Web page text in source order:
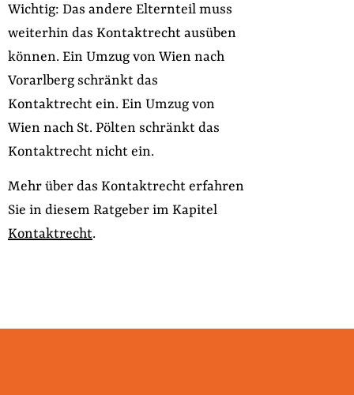
Wichtig: Das andere Elternteil muss
weiterhin das Kontaktrecht ausüben
können. Ein Umzug von Wien nach
Vorarlberg schränkt das
Kontaktrecht ein. Ein Umzug von
Wien nach St. Pölten schränkt das
Kontaktrecht nicht ein.
Mehr über das Kontaktrecht erfahren
Sie in diesem Ratgeber im Kapitel
Kontaktrecht.